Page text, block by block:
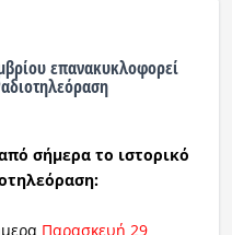
επανακυκλοφορεί
σήμερα το ιστορικό
Παρασκευή 29